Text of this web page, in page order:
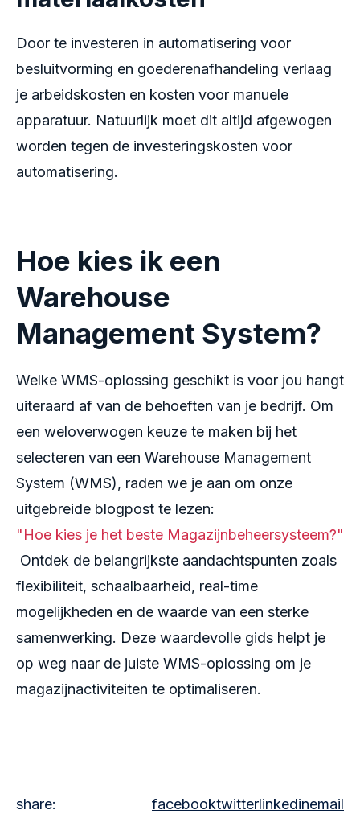
Door te investeren in automatisering voor
besluitvorming en goederenafhandeling verlaag
je arbeidskosten en kosten voor manuele
apparatuur. Natuurlijk moet dit altijd afgewogen
worden tegen de investeringskosten voor
automatisering.
Hoe kies ik een
Warehouse
Management System?
Welke WMS-oplossing geschikt is voor jou hangt
uiteraard af van de behoeften van je bedrijf. Om
een weloverwogen keuze te maken bij het
selecteren van een Warehouse Management
System (WMS), raden we je aan om onze
uitgebreide blogpost te lezen:
"Hoe kies je het beste Magazijnbeheersysteem?"
Ontdek de belangrijkste aandachtspunten zoals
flexibiliteit, schaalbaarheid, real-time
mogelijkheden en de waarde van een sterke
samenwerking. Deze waardevolle gids helpt je
op weg naar de juiste WMS-oplossing om je
magazijnactiviteiten te optimaliseren.
share: facebooktwitterlinkedinemail